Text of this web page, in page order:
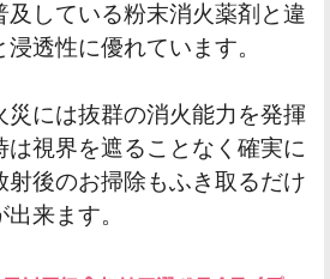
及している粉末消火薬剤と違
透性に優れています。
災には抜群の消火能力を発揮
は視界を遮ることなく確実に
射後のお掃除もふき取るだけ
来ます。